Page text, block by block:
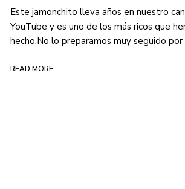
Este jamonchito lleva años en nuestro
YouTube y es uno de los más ricos que
hecho.No lo preparamos muy seguido
READ MORE